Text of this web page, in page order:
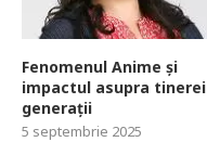
Fenomenul Anime și
impactul asupra tinerei
generații
5 septembrie 2025